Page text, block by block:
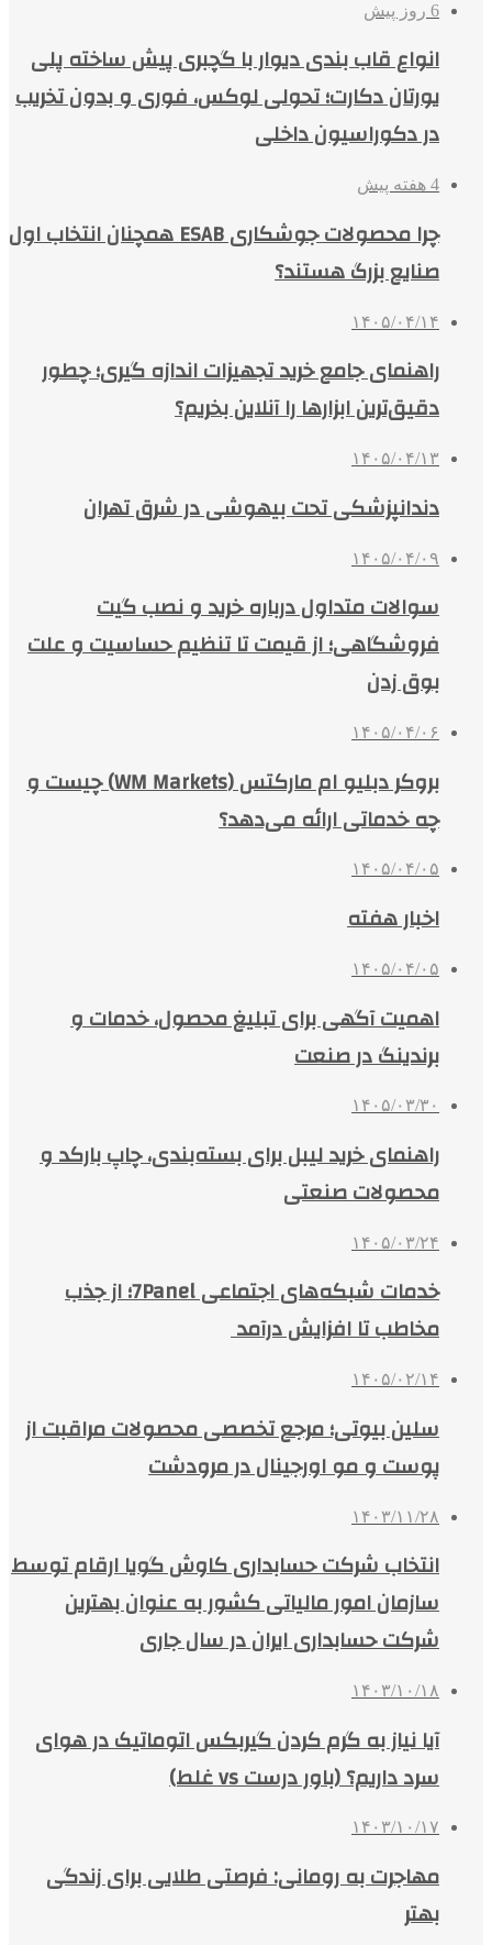
6 روز پیش
انواع قاب بندی دیوار با گچبری پیش ساخته پلی
یورتان دکارت؛ تحولی لوکس، فوری و بدون تخریب
در دکوراسیون داخلی
4 هفته پیش
چرا محصولات جوشکاری ESAB همچنان انتخاب اول
صنایع بزرگ هستند؟
۱۴۰۵/۰۴/۱۴
راهنمای جامع خرید تجهیزات اندازه گیری؛ چطور
دقیق‌ترین ابزارها را آنلاین بخریم؟
۱۴۰۵/۰۴/۱۳
دندانپزشکی تحت بیهوشی در شرق تهران
۱۴۰۵/۰۴/۰۹
سوالات متداول درباره خرید و نصب گیت
فروشگاهی؛ از قیمت تا تنظیم حساسیت و علت
بوق زدن
۱۴۰۵/۰۴/۰۶
بروکر دبلیو ام مارکتس (WM Markets) چیست و
چه خدماتی ارائه می‌دهد؟
۱۴۰۵/۰۴/۰۵
اخبار هفته
۱۴۰۵/۰۴/۰۵
اهمیت آگهی برای تبلیغ محصول، خدمات و
برندینگ در صنعت
۱۴۰۵/۰۳/۳۰
راهنمای خرید لیبل برای بسته‌بندی، چاپ بارکد و
محصولات صنعتی
۱۴۰۵/۰۳/۲۴
خدمات شبکه‌های اجتماعی 7Panel؛ از جذب
مخاطب تا افزایش درآمد
۱۴۰۵/۰۲/۱۴
سلین بیوتی؛ مرجع تخصصی محصولات مراقبت از
پوست و مو اورجینال در مرودشت
۱۴۰۳/۱۱/۲۸
انتخاب شرکت حسابداری کاوش گویا ارقام توسط
سازمان امور مالیاتی کشور به عنوان بهترین
شرکت حسابداری ایران در سال جاری
۱۴۰۳/۱۰/۱۸
آیا نیاز به گرم کردن گیربکس اتوماتیک در هوای
سرد داریم؟ (باور درست vs غلط)
۱۴۰۳/۱۰/۱۷
مهاجرت به رومانی: فرصتی طلایی برای زندگی
بهتر